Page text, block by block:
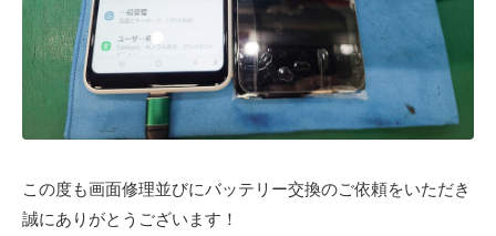
この度も画面修理並びにバッテリー交換のご依頼をいただき
誠にありがとうございます！